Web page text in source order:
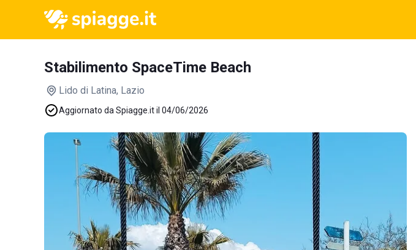
Stabilimento SpaceTime Beach
Lido di Latina, Lazio
Aggiornato da Spiagge.it il 04/06/2026